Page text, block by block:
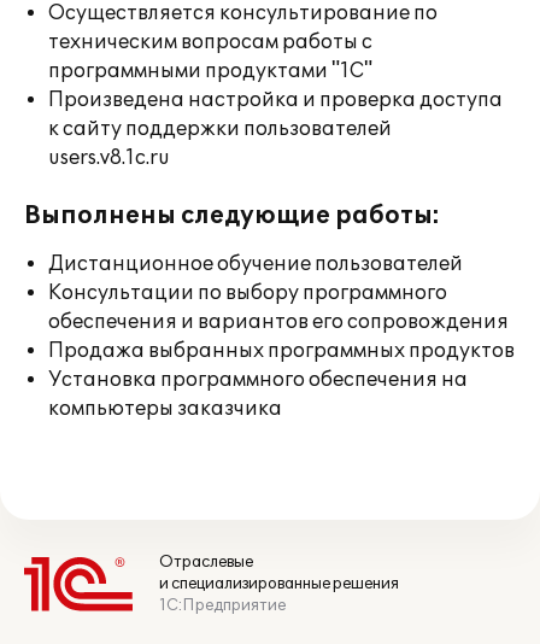
Осуществляется консультирование по
техническим вопросам работы с
программными продуктами "1С"
Произведена настройка и проверка доступа
к сайту поддержки пользователей
users.v8.1c.ru
Выполнены следующие работы:
Дистанционное обучение пользователей
Консультации по выбору программного
обеспечения и вариантов его сопровождения
Продажа выбранных программных продуктов
Установка программного обеспечения на
компьютеры заказчика
Отраслевые
и специализированные решения
1С:Предприятие